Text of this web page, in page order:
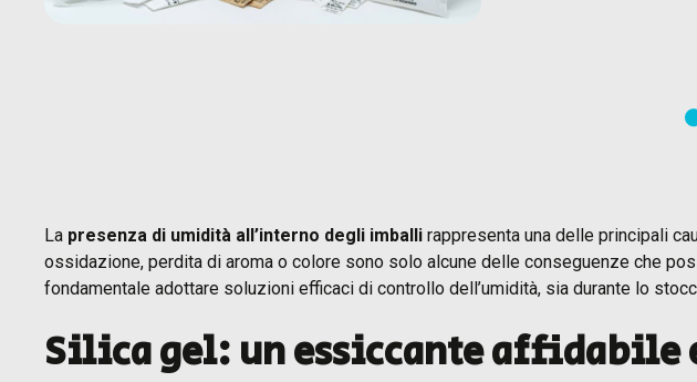
La presenza di umidità all’interno degli imballi rappresenta una delle principali
ossidazione, perdita di aroma o colore sono solo alcune delle conseguenze che
fondamentale adottare soluzioni efficaci di controllo dell’umidità, sia durante lo
Silica gel: un essiccante affidabile